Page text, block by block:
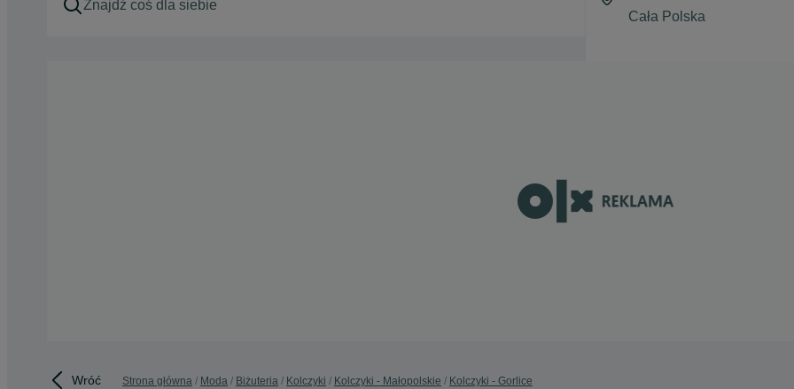
Wróć Strona główna Moda Biżuteria Kolczyki Kolczyki - Małopolskie Kolczyki - Gorlice